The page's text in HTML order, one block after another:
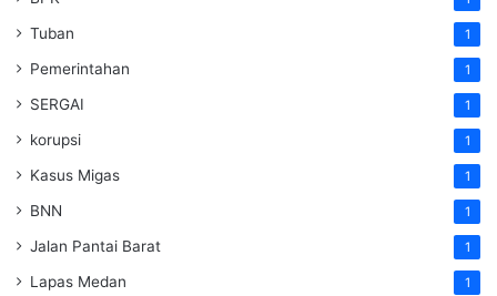
Tuban 1
Pemerintahan 1
SERGAI 1
korupsi 1
Kasus Migas 1
BNN 1
Jalan Pantai Barat 1
Lapas Medan 1